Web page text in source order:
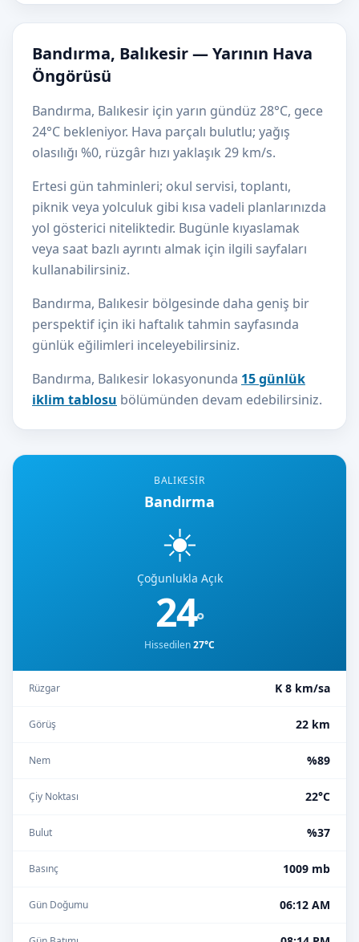
BALIKESIR
Bandırma
☀️
Çoğunlukla Açık
24°
Hissedilen27°C
Rüzgar K 8 km/sa
Görüş 22 km
Nem %89
Çiy Noktası 22°C
Bulut %37
Basınç 1009 mb
Gün Doğumu 06:12 AM
Bandırma, Balıkesir — Yarının Hava
Öngörüsü
Bandırma, Balıkesir için yarın gündüz 28°C, gece
24°C bekleniyor. Hava parçalı bulutlu; yağış
olasılığı %0, rüzgâr hızı yaklaşık 29 km/s.
Ertesi gün tahminleri; okul servisi, toplantı,
piknik veya yolculuk gibi kısa vadeli planlarınızda
yol gösterici niteliktedir. Bugünle kıyaslamak
veya saat bazlı ayrıntı almak için ilgili sayfaları
kullanabilirsiniz.
Bandırma, Balıkesir bölgesinde daha geniş bir
perspektif için iki haftalık tahmin sayfasında
günlük eğilimleri inceleyebilirsiniz.
Bandırma, Balıkesir lokasyonunda 15 günlük
iklim tablosu bölümünden devam edebilirsiniz.